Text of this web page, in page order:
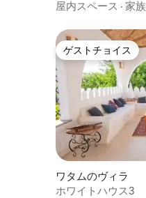
コヴィラ
屋内スペース · 家族
ゲストチョイス
ゲストチョイス
ワタムのヴィラ
ホワイトハウス3